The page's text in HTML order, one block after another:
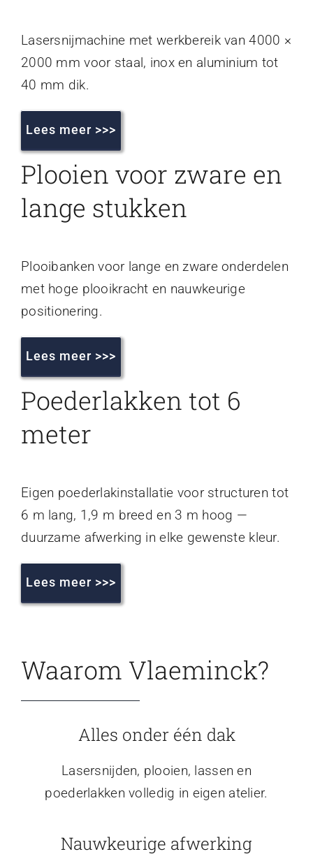
Lasersnijmachine met werkbereik van 4000 ×
2000 mm voor staal, inox en aluminium tot
40 mm dik.
Lees meer >>>
Plooien voor zware en
lange stukken
Plooibanken voor lange en zware onderdelen
met hoge plooikracht en nauwkeurige
positionering.
Lees meer >>>
Poederlakken tot 6
meter
Eigen poederlakinstallatie voor structuren tot
6 m lang, 1,9 m breed en 3 m hoog —
duurzame afwerking in elke gewenste kleur.
Lees meer >>>
Waarom Vlaeminck?
Alles onder één dak
Lasersnijden, plooien, lassen en
poederlakken volledig in eigen atelier.
Nauwkeurige afwerking